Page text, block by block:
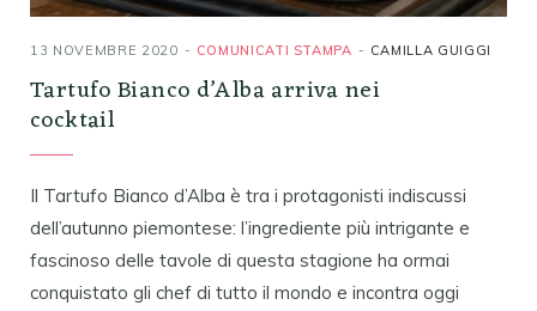
13 NOVEMBRE 2020 COMUNICATI STAMPA CAMILLA GUIGGI
Tartufo Bianco d’Alba arriva nei
cocktail
Il Tartufo Bianco d’Alba è tra i protagonisti indiscussi
dell’autunno piemontese: l’ingrediente più intrigante e
fascinoso delle tavole di questa stagione ha ormai
conquistato gli chef di tutto il mondo e incontra oggi